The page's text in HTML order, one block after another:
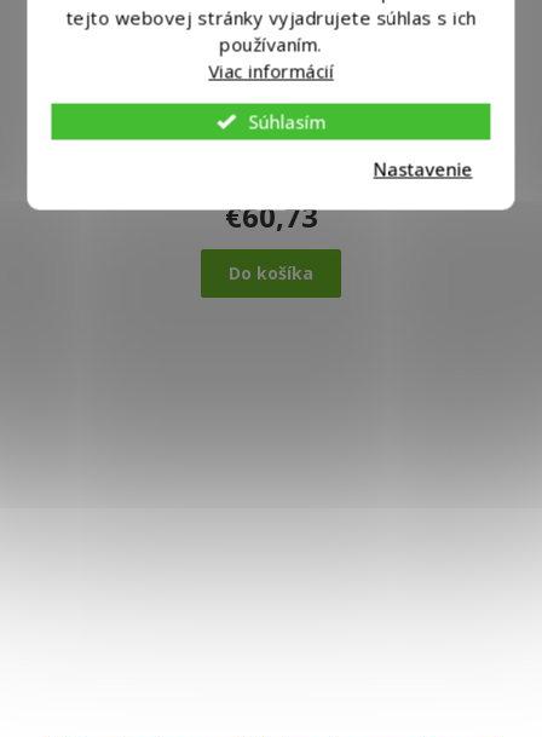
tejto webovej stránky vyjadrujete súhlas s ich
používaním.
Viac informácií
Súhlasím
Nastavenie
Čalúnený taburet s úložným priestorom Dream 1
svetlo ružová
€60,73
Do košíka